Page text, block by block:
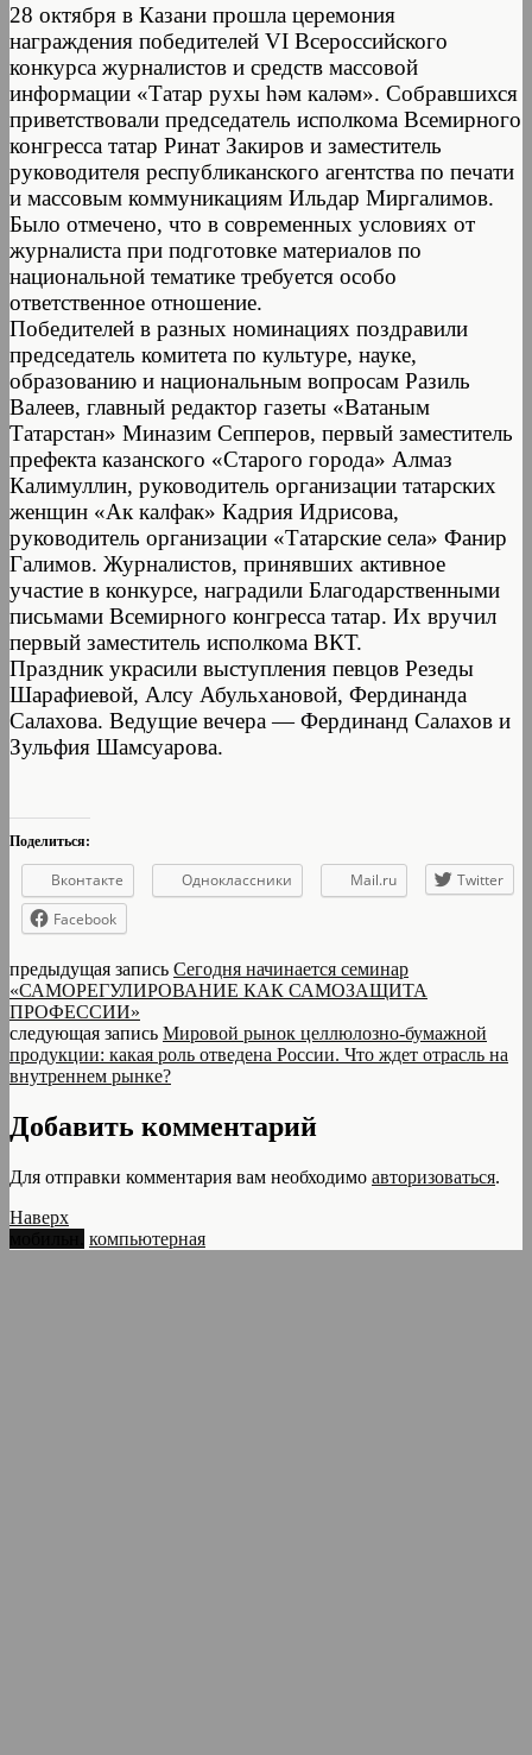
28 октября в Казани прошла церемония
награждения победителей VI Всероссийского
конкурса журналистов и средств массовой
информации «Татар рухы һәм каләм». Собравшихся
приветствовали председатель исполкома Всемирного
конгресса татар Ринат Закиров и заместитель
руководителя республиканского агентства по печати
и массовым коммуникациям Ильдар Миргалимов.
Было отмечено, что в современных условиях от
журналиста при подготовке материалов по
национальной тематике требуется особо
ответственное отношение.
Победителей в разных номинациях поздравили
председатель комитета по культуре, науке,
образованию и национальным вопросам Разиль
Валеев, главный редактор газеты «Ватаным
Татарстан» Миназим Сепперов, первый заместитель
префекта казанского «Старого города» Алмаз
Калимуллин, руководитель организации татарских
женщин «Ак калфак» Кадрия Идрисова,
руководитель организации «Татарские села» Фанир
Галимов. Журналистов, принявших активное
участие в конкурсе, наградили Благодарственными
письмами Всемирного конгресса татар. Их вручил
первый заместитель исполкома ВКТ.
Праздник украсили выступления певцов Резеды
Шарафиевой, Алсу Абульхановой, Фердинанда
Салахова. Ведущие вечера — Фердинанд Салахов и
Зульфия Шамсуарова.
Поделиться:
Вконтакте Одноклассники Mail.ru
Twitter
Facebook
предыдущая запись Сегодня начинается семинар
«САМОРЕГУЛИРОВАНИЕ КАК САМОЗАЩИТА
ПРОФЕССИИ»
следующая запись Мировой рынок целлюлозно-бумажной
продукции: какая роль отведена России. Что ждет отрасль на
внутреннем рынке?
Добавить комментарий
Для отправки комментария вам необходимо авторизоваться.
Наверх
компьютерная